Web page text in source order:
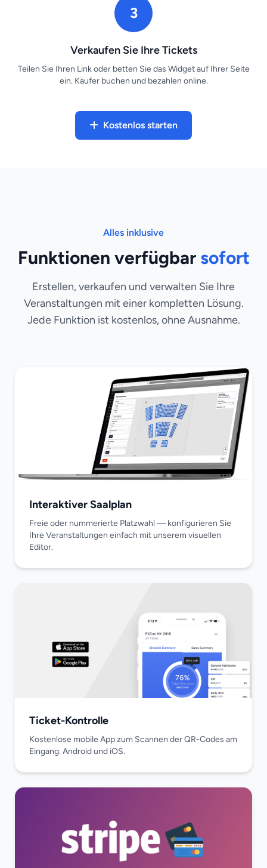
3
Verkaufen Sie Ihre Tickets
Teilen Sie Ihren Link oder betten Sie das Widget auf Ihrer Seite
ein. Käufer buchen und bezahlen online.
Kostenlos starten
Alles inklusive
Funktionen verfügbar sofort
Erstellen, verkaufen und verwalten Sie Ihre
Veranstaltungen mit einer kompletten Lösung.
Jede Funktion ist kostenlos, ohne Ausnahme.
Interaktiver Saalplan
Freie oder nummerierte Platzwahl — konfigurieren Sie
Ihre Veranstaltungen einfach mit unserem visuellen
Editor.
Ticket-Kontrolle
Kostenlose mobile App zum Scannen der QR-Codes am
Eingang. Android und iOS.